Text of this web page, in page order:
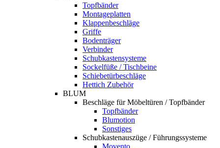
Topfbänder
Montageplatten
Klappenbeschläge
Griffe
Bodenträger
Verbinder
Schubkastensysteme
Sockelfüße / Tischbeine
Schiebetürbeschläge
Hettich Zubehör
BLUM
Beschläge für Möbeltüren / Topfbänder
Topfbänder
Blumotion
Sonstiges
Schubkastenauszüge / Führungssysteme